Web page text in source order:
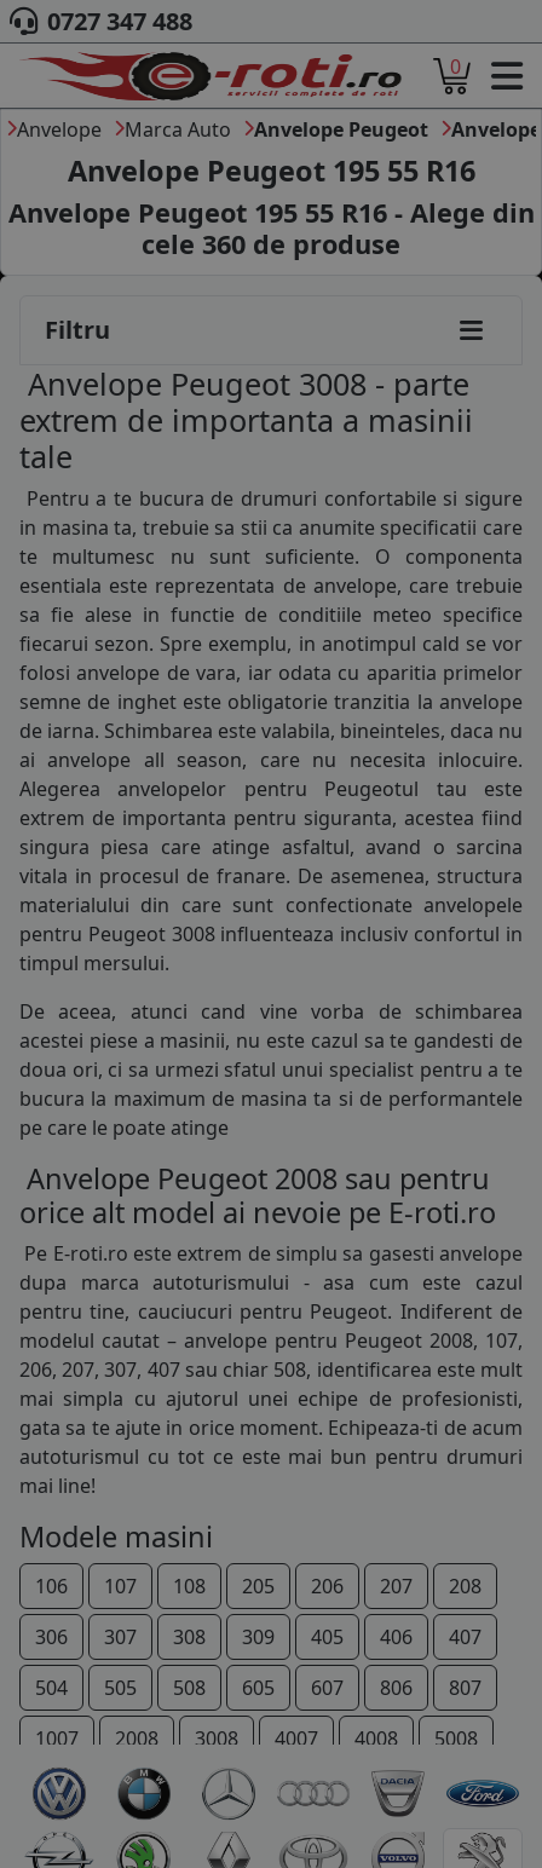
ACASA
DESPRE NOI
ANVELOPE
AUTO
CAMION
MOTO
MARCA AUTO
BLOG
CONT
CONTACT
COS (0 PRODUSE
0727 347 488
0
Anvelope Marca Auto Anvelope Peugeot Anvelope
Anvelope Peugeot 195 55 R16
Anvelope Peugeot 195 55 R16 - Alege din
cele 360 de produse
Filtru
Anvelope Peugeot 3008 - parte
extrem de importanta a masinii
tale
Pentru a te bucura de drumuri confortabile si sigure
in masina ta, trebuie sa stii ca anumite specificatii care
te multumesc nu sunt suficiente. O componenta
esentiala este reprezentata de anvelope, care trebuie
sa fie alese in functie de conditiile meteo specifice
fiecarui sezon. Spre exemplu, in anotimpul cald se vor
folosi anvelope de vara, iar odata cu aparitia primelor
semne de inghet este obligatorie tranzitia la anvelope
de iarna. Schimbarea este valabila, bineinteles, daca nu
ai anvelope all season, care nu necesita inlocuire.
Alegerea anvelopelor pentru Peugeotul tau este
extrem de importanta pentru siguranta, acestea fiind
singura piesa care atinge asfaltul, avand o sarcina
vitala in procesul de franare. De asemenea, structura
materialului din care sunt confectionate anvelopele
pentru Peugeot 3008 influenteaza inclusiv confortul in
timpul mersului.
De aceea, atunci cand vine vorba de schimbarea
acestei piese a masinii, nu este cazul sa te gandesti de
doua ori, ci sa urmezi sfatul unui specialist pentru a te
bucura la maximum de masina ta si de performantele
pe care le poate atinge
Anvelope Peugeot 2008 sau pentru
orice alt model ai nevoie pe E-roti.ro
Pe E-roti.ro este extrem de simplu sa gasesti anvelope
dupa marca autoturismului - asa cum este cazul
pentru tine, cauciucuri pentru Peugeot. Indiferent de
modelul cautat – anvelope pentru Peugeot 2008, 107,
206, 207, 307, 407 sau chiar 508, identificarea este mult
mai simpla cu ajutorul unei echipe de profesionisti,
gata sa te ajute in orice moment. Echipeaza-ti de acum
autoturismul cu tot ce este mai bun pentru drumuri
mai line!
Modele masini
106 107 108 205 206 207
208
306
307 308 309 405 406
407
504
505 508 605 607 806
807
1007
2008 3008 4007 4008
5008
206 +
207 + Bipper Boxer
Expert
IOn
P 4 Partner RCZ
Rifter
145/80R13
155/70R13
165/65R13
165/70R13
175/70R13
155/65R14
165/65R14
165/70R14
175/60R14
175/65R14
175/70R14
185/55R14
185/60R14
185/65R14
185/70R14
195/70R14
125/80R15
145/65R15
165/60R15
175/55R15
185/55R15
185/60R15
185/65R15
195/55R15
195/60R15
195/65R15
195/70R15
205/60R15
205/65R15